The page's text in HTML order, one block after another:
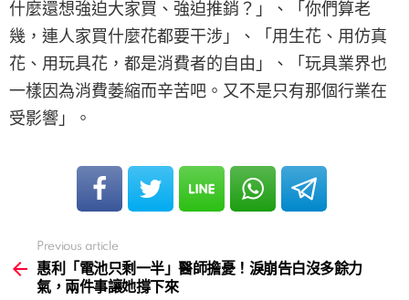
什麼還想強迫大家買、強迫推銷？」、「你們算老
幾，連人家買什麼花都要干涉」、「用生花、用仿真
花、用玩具花，都是消費者的自由」、「玩具業界也
一樣因為消費萎縮而辛苦吧。又不是只有那個行業在
受影響」。
more
Previous article
惠利「電池只剩一半」醫師擔憂！淚崩告白沒多餘力
氣，兩件事讓她撐下來